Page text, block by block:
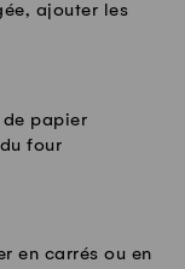
ajouter les
papier
four
en carrés ou en